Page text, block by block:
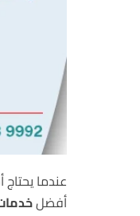
عندما يحتاج
أفضل